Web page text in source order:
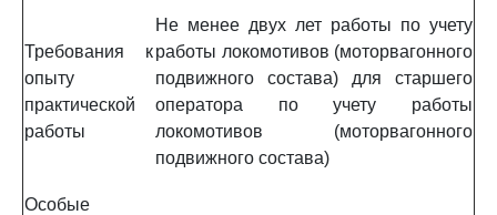
Требования к
опыту
практической
работы
Не менее двух лет работы по учету
работы локомотивов (моторвагонного
подвижного состава) для старшего
оператора по учету работы
локомотивов (моторвагонного
подвижного состава)
Особые